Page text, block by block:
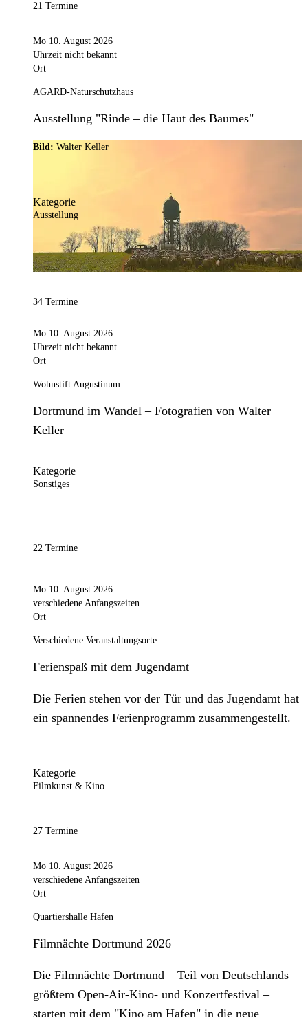
21 Termine
Mo 10. August 2026
Uhrzeit nicht bekannt
Ort
AGARD-Naturschutzhaus
Ausstellung "Rinde – die Haut des Baumes"
Bild: Walter Keller
Kategorie
Ausstellung
34 Termine
Mo 10. August 2026
Uhrzeit nicht bekannt
Ort
Wohnstift Augustinum
Dortmund im Wandel – Fotografien von Walter
Keller
Kategorie
Sonstiges
22 Termine
Mo 10. August 2026
verschiedene Anfangszeiten
Ort
Verschiedene Veranstaltungsorte
Ferienspaß mit dem Jugendamt
Die Ferien stehen vor der Tür und das Jugendamt hat
ein spannendes Ferienprogramm zusammengestellt.
Kategorie
Filmkunst & Kino
27 Termine
Mo 10. August 2026
verschiedene Anfangszeiten
Ort
Quartiershalle Hafen
Filmnächte Dortmund 2026
Die Filmnächte Dortmund – Teil von Deutschlands
größtem Open-Air-Kino- und Konzertfestival –
starten mit dem "Kino am Hafen" in die neue